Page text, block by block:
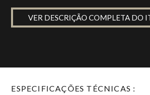
VER DESCRIÇÃO COMPLETA DO
ESPECIFICAÇÕES TÉCNICAS :